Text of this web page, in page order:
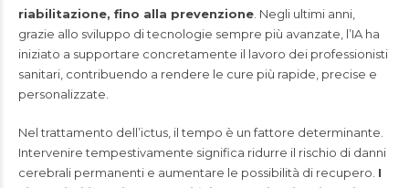
riabilitazione, fino alla prevenzione . Negli ultimi anni,
grazie allo sviluppo di tecnologie sempre più avanzate, l’IA ha
iniziato a supportare concretamente il lavoro dei professionisti
sanitari, contribuendo a rendere le cure più rapide, precise e
personalizzate.
Nel trattamento dell’ictus, il tempo è un fattore determinante.
Intervenire tempestivamente significa ridurre il rischio di danni
cerebrali permanenti e aumentare le possibilità di recupero. I